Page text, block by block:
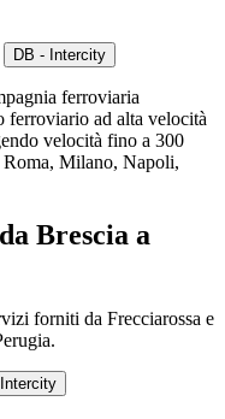
DB - Intercity
ferroviaria
ferroviario ad alta velocità
velocità fino a 300
Milano, Napoli,
Brescia a
forniti da Frecciarossa e